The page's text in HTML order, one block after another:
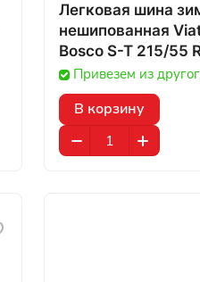
Легковая шина
нешипованная
Bosco S-T 215/55
Казахстане
Привезем из
В корзину